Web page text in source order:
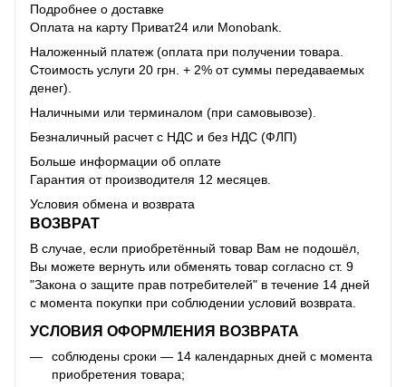
Подробнее о доставке
Оплата на карту Приват24 или Monobank.
Наложенный платеж (оплата при получении товара.
Стоимость услуги 20 грн. + 2% от суммы передаваемых
денег).
Наличными или терминалом (при самовывозе).
Безналичный расчет с НДС и без НДС (ФЛП)
Больше информации об оплате
Гарантия от производителя 12 месяцев.
Условия обмена и возврата
ВОЗВРАТ
В случае, если приобретённый товар Вам не подошёл,
Вы можете вернуть или обменять товар согласно ст. 9
"Закона о защите прав потребителей" в течение 14 дней
с момента покупки при соблюдении условий возврата.
УСЛОВИЯ ОФОРМЛЕНИЯ ВОЗВРАТА
соблюдены сроки — 14 календарных дней с момента
приобретения товара;